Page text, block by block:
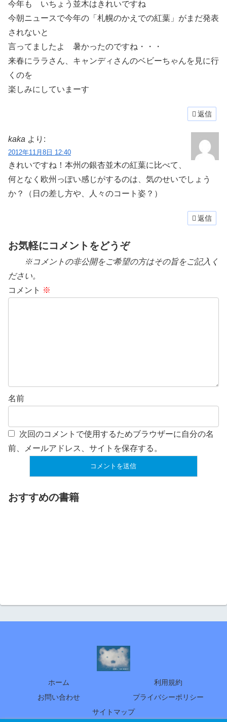
今年も いちょう並木はきれいですね
今朝ニュースで今年の「札幌のかえでの紅葉」がまだ発表
されないと
言ってましたよ 暑かったのですね・・・
来春にララさん、キャンディさんのベビーちゃんを見に行
くのを
楽しみにしていまーす
返信
kaka より:
2012年11月8日 12:40
きれいですね！本州の銀杏並木の紅葉に比べて、
何となく欧州っぽい感じがするのは、気のせいでしょう
か？（日の差し方や、人々のコート姿？）
返信
お気軽にコメントをどうぞ
※コメントの非公開をご希望の方はその旨をご記入く
ださい。
コメント ※
名前
次回のコメントで使用するためブラウザーに自分の名
前、メールアドレス、サイトを保存する。
おすすめの書籍
ホーム
利用規約
お問い合わせ
プライバシーポリシー
サイトマップ